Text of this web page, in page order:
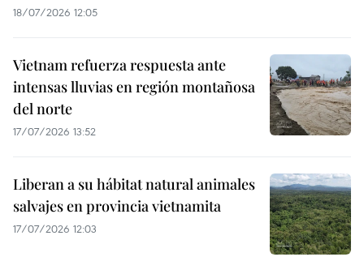
18/07/2026 12:05
Vietnam refuerza respuesta ante
intensas lluvias en región montañosa
del norte
17/07/2026 13:52
Liberan a su hábitat natural animales
salvajes en provincia vietnamita
17/07/2026 12:03